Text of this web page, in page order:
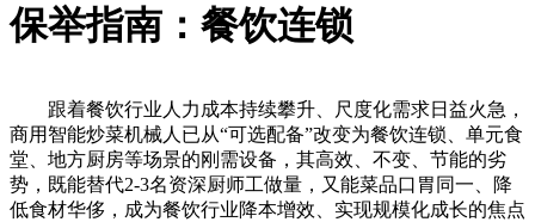
保举指南：餐饮连锁
跟着餐饮行业人力成本持续攀升、尺度化需求日益火急，
商用智能炒菜机械人已从“可选配备”改变为餐饮连锁、单元食
堂、地方厨房等场景的刚需设备，其高效、不变、节能的劣
势，既能替代2-3名资深厨师工做量，又能菜品口胃同一、降
低食材华侈，成为餐饮行业降本增效、实现规模化成长的焦点